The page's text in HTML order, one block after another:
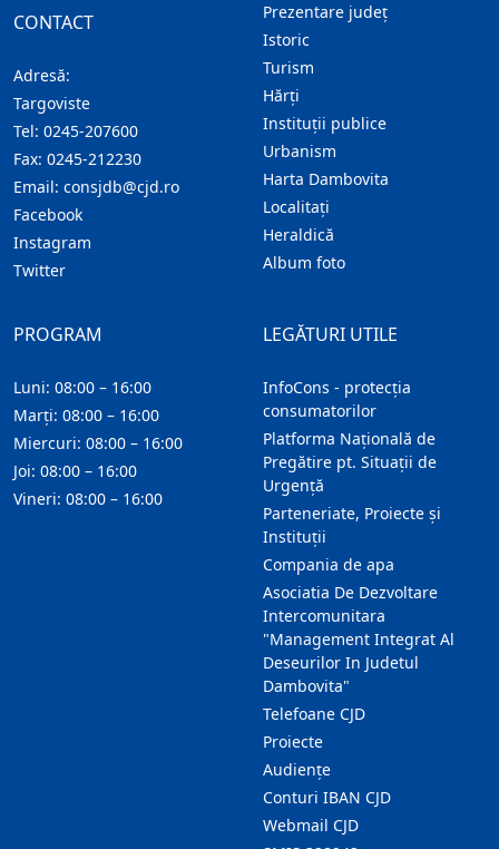
CONTACT
Adresă:
Targoviste
Tel: 0245-207600
Fax: 0245-212230
Email: consjdb@cjd.ro
Facebook
Instagram
Twitter
Prezentare judeţ
Istoric
Turism
Hărţi
Instituţii publice
Urbanism
Harta Dambovita
Localitaţi
Heraldică
Album foto
LEGĂTURI UTILE
InfoCons - protecția
consumatorilor
Platforma Națională de
Pregătire pt. Situații de
Urgență
Parteneriate, Proiecte și
Instituții
Compania de apa
Asociatia De Dezvoltare
Intercomunitara
"Management Integrat Al
Deseurilor In Judetul
Dambovita"
Telefoane CJD
Proiecte
Audienţe
Conturi IBAN CJD
Webmail CJD
PROGRAM
Luni: 08:00 – 16:00
Marți: 08:00 – 16:00
Miercuri: 08:00 – 16:00
Joi: 08:00 – 16:00
Vineri: 08:00 – 16:00